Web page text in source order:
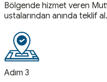
Bölgende hizmet veren
ustalarından anında teklif al.
Adım 3